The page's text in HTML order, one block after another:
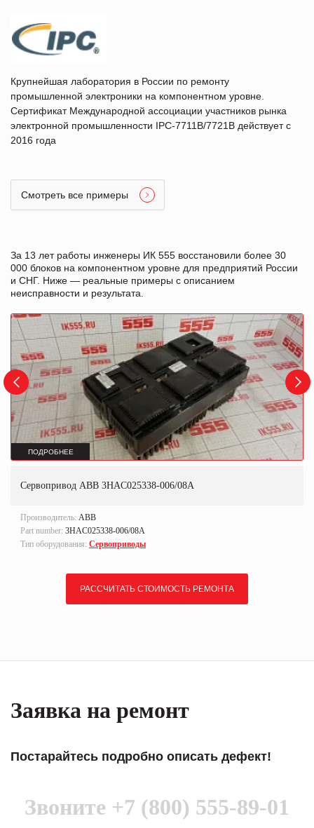
Крупнейшая лаборатория в России по ремонту
промышленной электроники на компонентном уровне.
Сертификат Международной ассоциации участников рынка
электронной промышленности IPC-7711B/7721B действует с
2016 года
Смотреть все примеры
За 13 лет работы инженеры ИК 555 восстановили более 30
000 блоков на компонентном уровне для предприятий России
и СНГ. Ниже — реальные примеры с описанием
неисправности и результата.
ПОДРОБНЕЕ
Сервопривод ABB 3HAC025338-006/08A
Производитель: ABB
Part number: 3HAC025338-006/08A
Тип оборудования: Сервоприводы
РАССЧИТАТЬ СТОИМОСТЬ РЕМОНТА
Заявка на ремонт
Постарайтесь подробно описать дефект!
Звоните +7 (800) 555-89-01